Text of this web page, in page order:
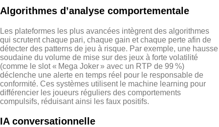
Algorithmes d’analyse comportementale
Les plateformes les plus avancées intègrent des algorithmes
qui scrutent chaque pari, chaque gain et chaque perte afin de
détecter des patterns de jeu à risque. Par exemple, une hausse
soudaine du volume de mise sur des jeux à forte volatilité
(comme le slot « Mega Joker » avec un RTP de 99 %)
déclenche une alerte en temps réel pour le responsable de
conformité. Ces systèmes utilisent le machine learning pour
différencier les joueurs réguliers des comportements
compulsifs, réduisant ainsi les faux positifs.
IA conversationnelle